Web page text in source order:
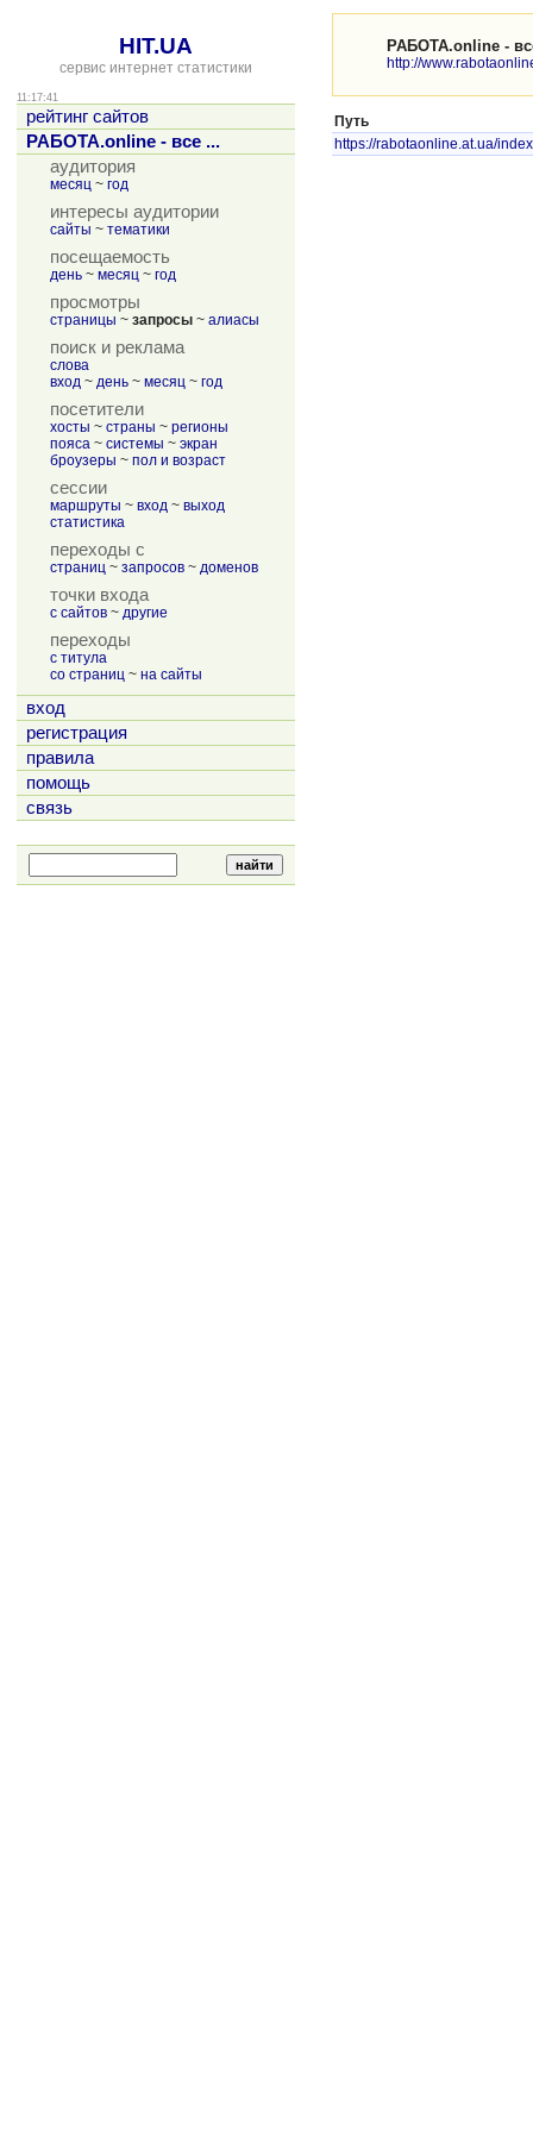
HIT.UA
сервис интернет статистики
11:17:41
рейтинг сайтов
РАБОТА.online - все ...
аудитория
месяц ~ год
интересы аудитории
сайты ~ тематики
посещаемость
день ~ месяц ~ год
просмотры
страницы ~ запросы ~ алиасы
поиск и реклама
слова
вход ~ день ~ месяц ~ год
посетители
хосты ~ страны ~ регионы
пояса ~ системы ~ экран
броузеры ~ пол и возраст
сессии
маршруты ~ вход ~ выход
статистика
переходы с
страниц ~ запросов ~ доменов
точки входа
с сайтов ~ другие
переходы
с титула
со страниц ~ на сайты
вход
регистрация
правила
помощь
связь
РАБОТА.online -
http://
Путь
https://rabotaonline.at.ua/